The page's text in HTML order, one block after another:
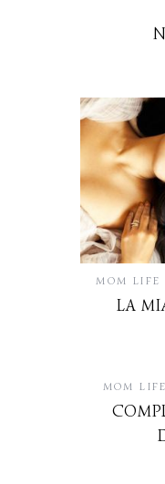
MOM LIFE
LA
MOM LIFE